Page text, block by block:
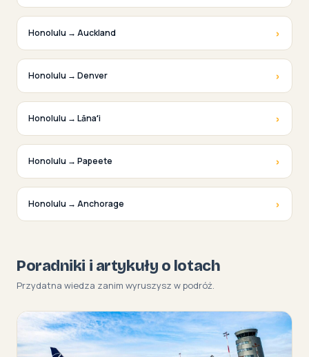
Honolulu → Auckland ›
Honolulu → Denver ›
Honolulu → Lānaʻi ›
Honolulu → Papeete ›
Honolulu → Anchorage ›
Poradniki i artykuły o lotach
Przydatna wiedza zanim wyruszysz w podróż.